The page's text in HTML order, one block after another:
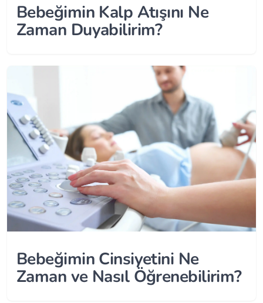
Bebeğimin Kalp Atışını Ne
Zaman Duyabilirim?
Bebeğimin Cinsiyetini Ne
Zaman ve Nasıl Öğrenebilirim?